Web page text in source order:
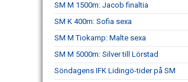
SM M 1500m: Jacob finaltia
SM K 400m: Sofia sexa
SM M Tiokamp: Malte sexa
SM M 5000m: Silver till Lörstad
Söndagens IFK Lidingö-tider på SM